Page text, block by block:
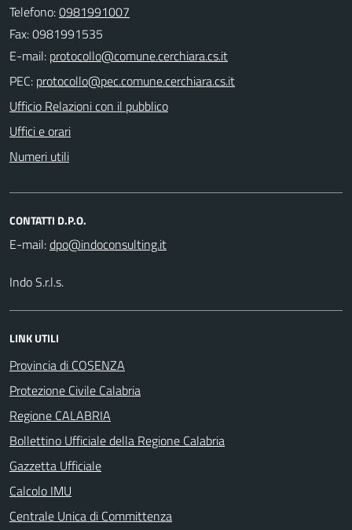
Telefono:0981991007
Fax: 0981991535
E-mail:
PEC:
Ufficio Relazioni con il pubblico
Uffici e orari
Numeri utili
CONTATTI D.P.O.
E-mail:
Indo S.r.l.s.
LINK UTILI
Provincia di COSENZA
Protezione Civile Calabria
Regione CALABRIA
Bollettino Ufficiale della Regione Calabria
Gazzetta Ufficiale
Calcolo IMU
Centrale Unica di Committenza